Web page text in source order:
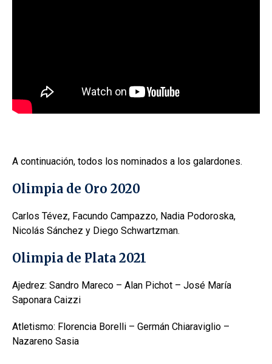
A continuación, todos los nominados a los galardones.
Olimpia de Oro 2020
Carlos Tévez, Facundo Campazzo, Nadia Podoroska,
Nicolás Sánchez y Diego Schwartzman.
Olimpia de Plata 2021
Ajedrez: Sandro Mareco – Alan Pichot – José María
Saponara Caizzi
Atletismo: Florencia Borelli – Germán Chiaraviglio –
Nazareno Sasia